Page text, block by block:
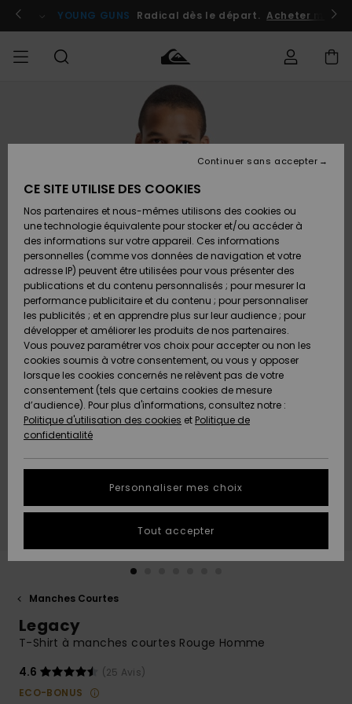
l'information
le
Se connecter / s'inscrire
YOUNG GUNS Radical dès le départ. Acheter
Vêtements
Chaussures
& Tongs
Surf
Snow
Nouveautés
A
Découvrir
Vêtements
Chaussures
& Tongs
Surf
Snow
Nouveautés
A
Découvrir
FEMME
Shop
A
Découvrir
Snow
SURF
Surf
Shop
Homme
Surf
Shop
Enfant
Highlights
Communauté
SNOW
Snow
Shop
Homme
Snow
Shop
Enfant
Snow
Shop
Femme
A
Découvrir
Communauté
OUTLET
Outlet
Homme
Enfant
Outlet
Femme
AIDE &
CONTACT
Accéder à
commande
Retours
Paiement
Carte
Cadeau
Quiksilver
Freedom
Protection
des
tailles
conversation
obtenir la
à votre
Démarrer
MAGASINS
QUIKSILVER
Manches Courtes
Legacy
T-Shirt à manches courtes Rouge Homme
4.6
(25 Avis)
ECO-BONUS
CE SITE UTILISE DES COOKIES
Nos partenaires et nous-mêmes utilisons des cookies ou
une technologie équivalente pour stocker et/ou accéder à
des informations sur votre appareil. Ces informations
personnelles (comme vos données de navigation et votre
adresse IP) peuvent être utilisées pour vous présenter des
publications et du contenu personnalisés ; pour mesurer la
performance publicitaire et du contenu ; pour personnaliser
les publicités ; et en apprendre plus sur leur audience ; pour
développer et améliorer les produits de nos partenaires.
Vous pouvez paramétrer vos choix pour accepter ou non les
cookies soumis à votre consentement, ou vous y opposer
lorsque les cookies concernés ne relèvent pas de votre
consentement (tels que certains cookies de mesure
d’audience). Pour plus d'informations, consultez notre :
Politique d'utilisation des cookies et Politique de
confidentialité
Personnaliser mes choix
Continuer sans accepter
Tout accepter